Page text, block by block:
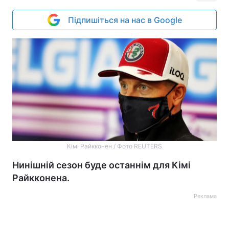
Підпишіться на нас в Google
Кімі Райкконен / Фото REUTERS
Нинішній сезон буде останнім для Кімі
Райкконена.
Реклама